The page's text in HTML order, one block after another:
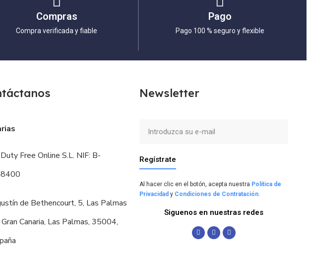
Compras
Compra verificada y fiable
Pago
Pago 100 % seguro y flexible
Free Online S.L. NIF: B-
de Bethencourt, 5, Las Palmas
Canaria, Las Palmas, 35004,
Newsletter
Regístrate
Al hacer clic en el botón, acepta nuestra Política de
Privacidad y Condiciones de Contratación
Siguenos en nuestras redes